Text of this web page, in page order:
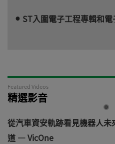
ST入圍電子工程專輯和
Featured Videos
精選影音
從汽車資安軌跡看見機器人
道 — VicOne